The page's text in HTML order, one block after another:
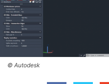
© Autodesk